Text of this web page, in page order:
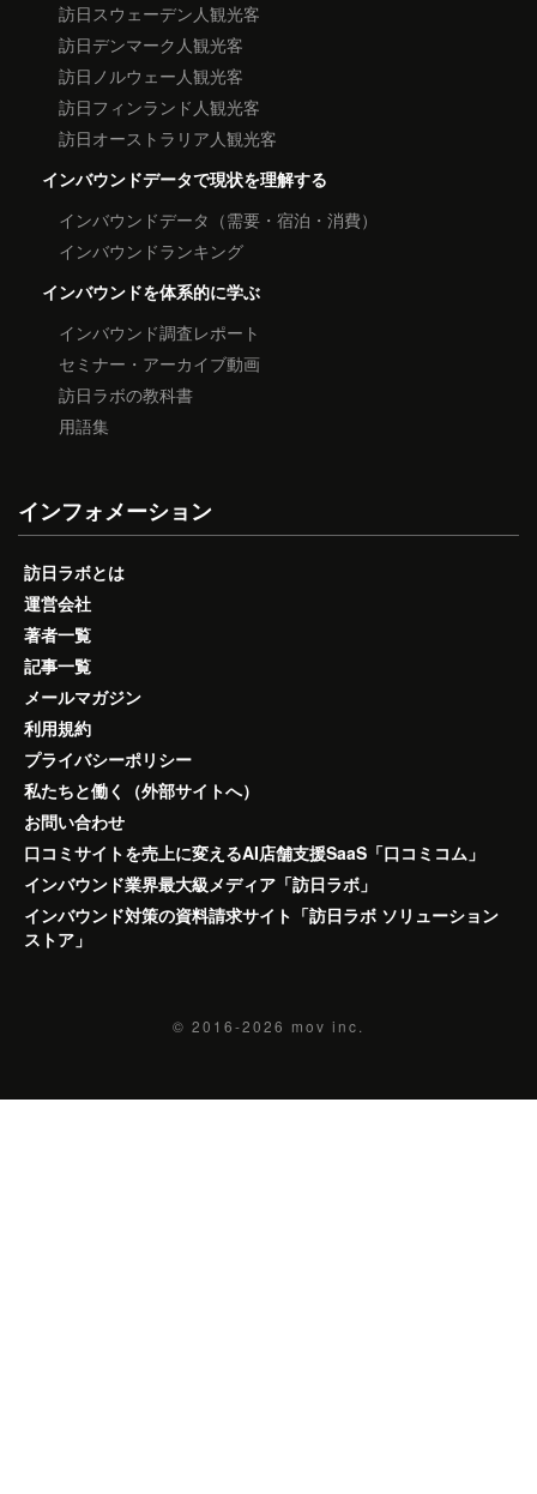
訪日スウェーデン人観光客
訪日デンマーク人観光客
訪日ノルウェー人観光客
訪日フィンランド人観光客
訪日オーストラリア人観光客
インバウンドデータで現状を理解する
インバウンドデータ（需要・宿泊・消費）
インバウンドランキング
インバウンドを体系的に学ぶ
インバウンド調査レポート
セミナー・アーカイブ動画
訪日ラボの教科書
用語集
インフォメーション
訪日ラボとは
運営会社
著者一覧
記事一覧
メールマガジン
利用規約
プライバシーポリシー
私たちと働く（外部サイトへ）
お問い合わせ
口コミサイトを売上に変えるAI店舗支援SaaS「口コミコム」
インバウンド業界最大級メディア「訪日ラボ」
インバウンド対策の資料請求サイト「訪日ラボ ソリューション
ストア」
© 2016-2026 mov inc.